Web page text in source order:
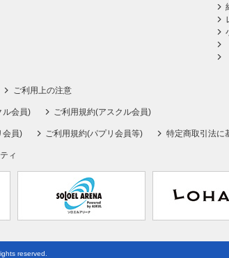
ご利用上の注意
ル会員) ご利用規約(アスクル会員)
会員) ご利用規約(パプリ会員等) 特定商取引法に
ィ
reserved.